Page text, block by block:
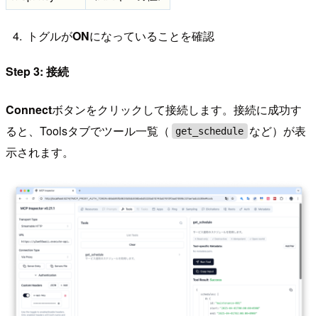
トグルがONになっていることを確認
Step 3: 接続
Connectボタンをクリックして接続します。接続に成功す
ると、Toolsタブでツール一覧（
get_schedule など）が表
示されます。